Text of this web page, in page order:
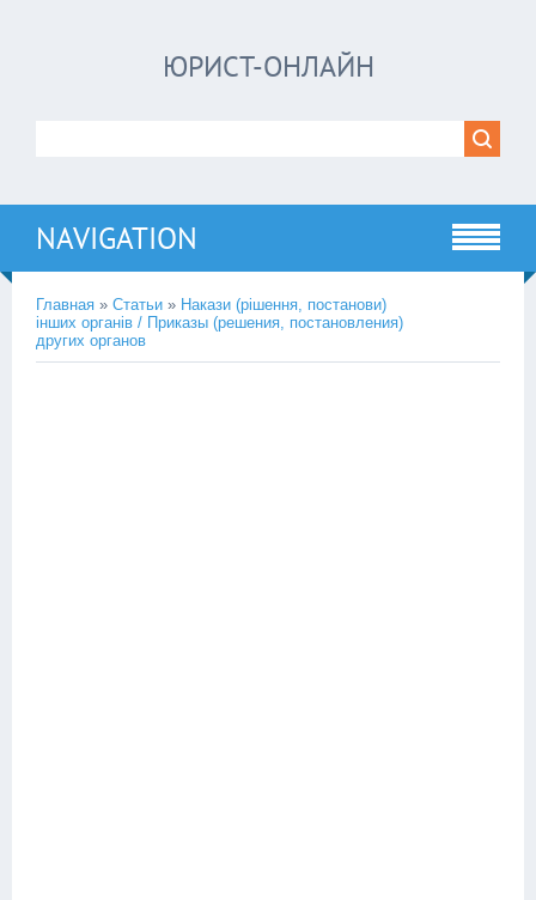
ЮРИСТ-ОНЛАЙН
NAVIGATION
Главная » Статьи » Накази (рішення, постанови)
інших органів / Приказы (решения, постановления)
других органов